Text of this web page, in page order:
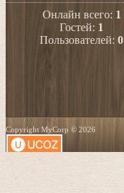
Онлайн всего: 1
Гостей: 1
Пользователей:0
Copyright MyCorp © 2026